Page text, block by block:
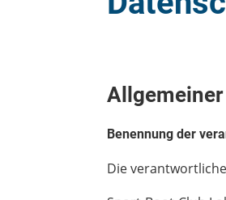
Benennung der
Die